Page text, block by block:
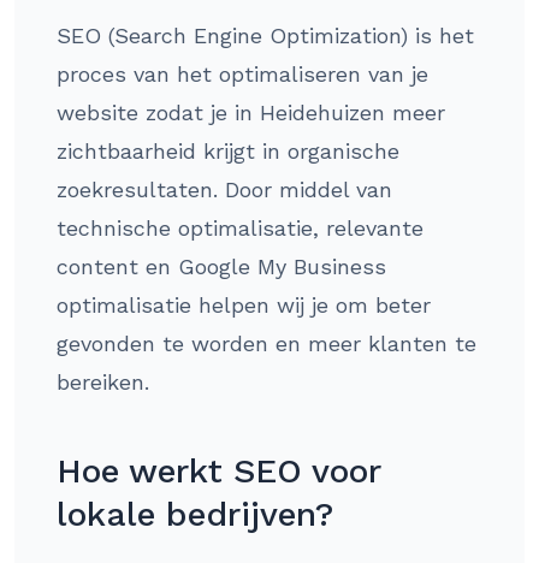
SEO (Search Engine Optimization) is het
proces van het optimaliseren van je
website zodat je in Heidehuizen meer
zichtbaarheid krijgt in organische
zoekresultaten. Door middel van
technische optimalisatie, relevante
content en Google My Business
optimalisatie helpen wij je om beter
gevonden te worden en meer klanten te
bereiken.
Hoe werkt SEO voor
lokale bedrijven?